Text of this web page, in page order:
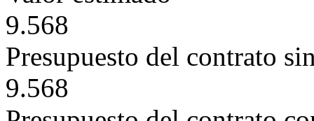
9.568
Presupuesto del contrato
9.568